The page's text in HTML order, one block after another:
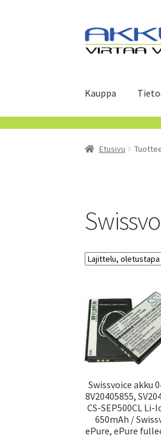
Siirry
navigointiin
Siirry
sisältöön
Kauppa
Etusivu
Swissvoice akku
8V20405855,
CS-SEP500CL Li-
650mAh /
ePure, ePure